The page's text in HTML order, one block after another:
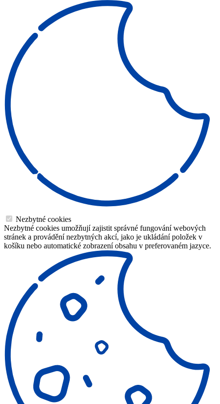
Nezbytné cookies
Nezbytné cookies umožňují zajistit správné fungování webových
stránek a provádění nezbytných akcí, jako je ukládání položek v
košíku nebo automatické zobrazení obsahu v preferovaném jazyce.